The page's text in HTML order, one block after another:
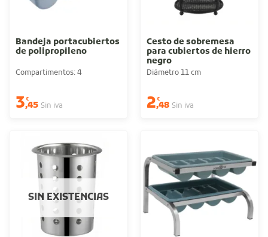
Bandeja portacubiertos
de polipropileno
Compartimentos: 4
3€
,45 Sin iva
Cesto de sobremesa
para cubiertos de hierro
negro
Diámetro 11 cm
2€
,48 Sin iva
SIN EXISTENCIAS